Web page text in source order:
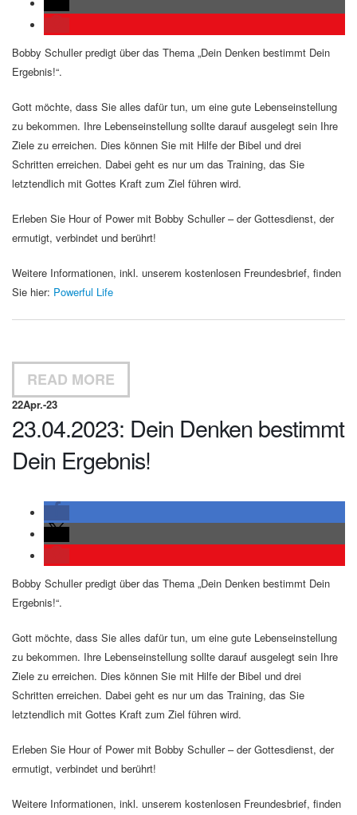
Bobby Schuller predigt über das Thema „Dein Denken bestimmt Dein
Ergebnis!“.
Gott möchte, dass Sie alles dafür tun, um eine gute Lebenseinstellung
zu bekommen. Ihre Lebenseinstellung sollte darauf ausgelegt sein Ihre
Ziele zu erreichen. Dies können Sie mit Hilfe der Bibel und drei
Schritten erreichen. Dabei geht es nur um das Training, das Sie
letztendlich mit Gottes Kraft zum Ziel führen wird.
Erleben Sie Hour of Power mit Bobby Schuller – der Gottesdienst, der
ermutigt, verbindet und berührt!
Weitere Informationen, inkl. unserem kostenlosen Freundesbrief, finden
Sie hier: Powerful Life
READ MORE
22Apr.-23
23.04.2023: Dein Denken bestimmt
Dein Ergebnis!
Bobby Schuller predigt über das Thema „Dein Denken bestimmt Dein
Ergebnis!“.
Gott möchte, dass Sie alles dafür tun, um eine gute Lebenseinstellung
zu bekommen. Ihre Lebenseinstellung sollte darauf ausgelegt sein Ihre
Ziele zu erreichen. Dies können Sie mit Hilfe der Bibel und drei
Schritten erreichen. Dabei geht es nur um das Training, das Sie
letztendlich mit Gottes Kraft zum Ziel führen wird.
Erleben Sie Hour of Power mit Bobby Schuller – der Gottesdienst, der
ermutigt, verbindet und berührt!
Weitere Informationen, inkl. unserem kostenlosen Freundesbrief, finden